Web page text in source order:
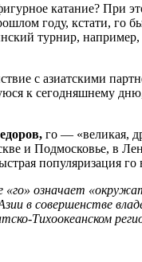
катание? При
году, кстати,
турнир,
с азиатскими
к сегодняшнему
го — «великая,
и Подмосковье, в
популяризация
«го» означает
в совершенстве
Тихоокеанском